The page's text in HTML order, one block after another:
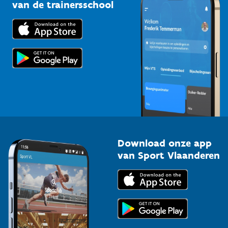
Trainers en begeleiders
Topsporters
Downloads
Voor de pers
van de trainersschool
Download onze app
van Sport Vlaanderen